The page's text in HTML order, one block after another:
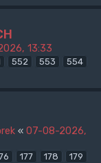
13:33
552 553 554
« 07-08-2026,
177 178 179